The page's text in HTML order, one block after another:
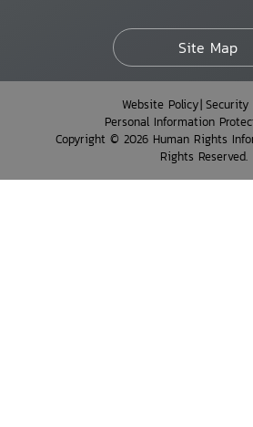
Site Map
Website Policy Security
Personal Information
Copyright © 2026 Human Rights
Rights Reserved.